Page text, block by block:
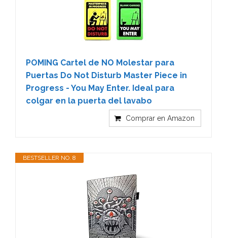
POMING Cartel de NO Molestar para
Puertas Do Not Disturb Master Piece in
Progress - You May Enter. Ideal para
colgar en la puerta del lavabo
Comprar en Amazon
BESTSELLER NO. 8